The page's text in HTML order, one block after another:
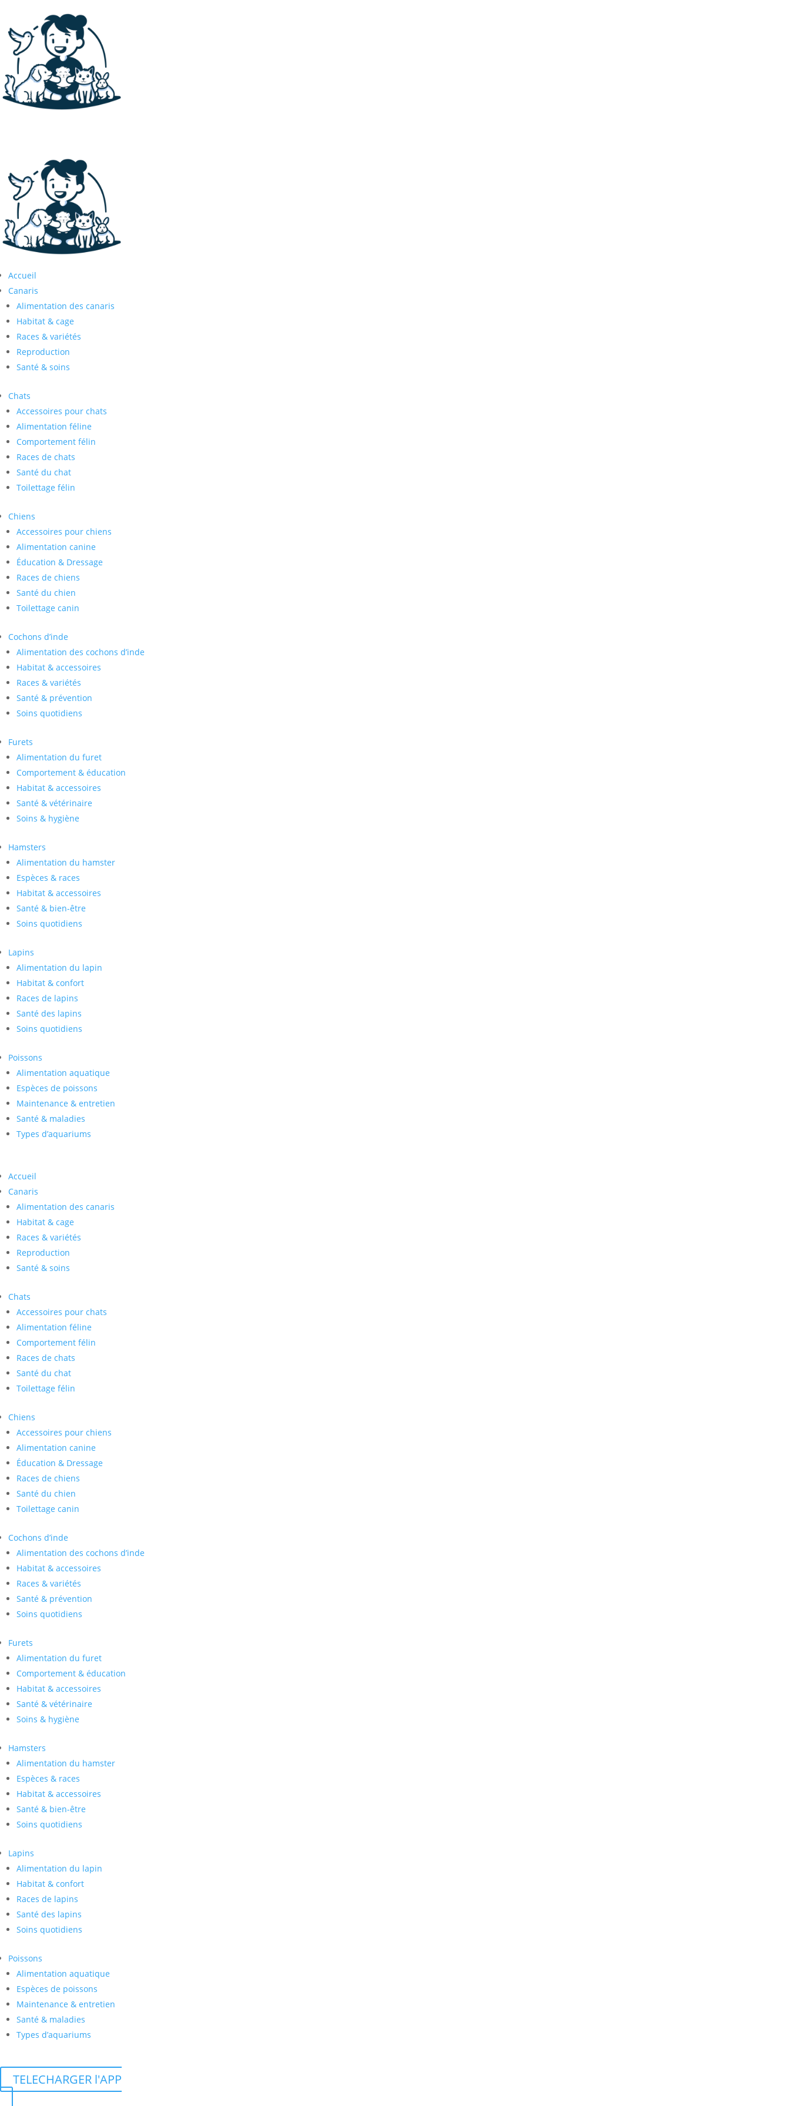
Accueil
Canaris
Alimentation des canaris
Habitat & cage
Races & variétés
Reproduction
Santé & soins
Chats
Accessoires pour chats
Alimentation féline
Comportement félin
Races de chats
Santé du chat
Toilettage félin
Chiens
Accessoires pour chiens
Alimentation canine
Éducation & Dressage
Races de chiens
Santé du chien
Toilettage canin
Cochons d’inde
Alimentation des cochons d’inde
Habitat & accessoires
Races & variétés
Santé & prévention
Soins quotidiens
Furets
Alimentation du furet
Comportement & éducation
Habitat & accessoires
Santé & vétérinaire
Soins & hygiène
Hamsters
Alimentation du hamster
Espèces & races
Habitat & accessoires
Santé & bien-être
Soins quotidiens
Lapins
Alimentation du lapin
Habitat & confort
Races de lapins
Santé des lapins
Soins quotidiens
Poissons
Alimentation aquatique
Espèces de poissons
Maintenance & entretien
Santé & maladies
Types d’aquariums
Accueil
Canaris
Alimentation des canaris
Habitat & cage
Races & variétés
Reproduction
Santé & soins
Chats
Accessoires pour chats
Alimentation féline
Comportement félin
Races de chats
Santé du chat
Toilettage félin
Chiens
Accessoires pour chiens
Alimentation canine
Éducation & Dressage
Races de chiens
Santé du chien
Toilettage canin
Cochons d’inde
Alimentation des cochons d’inde
Habitat & accessoires
Races & variétés
Santé & prévention
Soins quotidiens
Furets
Alimentation du furet
Comportement & éducation
Habitat & accessoires
Santé & vétérinaire
Soins & hygiène
Hamsters
Alimentation du hamster
Espèces & races
Habitat & accessoires
Santé & bien-être
Soins quotidiens
Lapins
Alimentation du lapin
Habitat & confort
Races de lapins
Santé des lapins
Soins quotidiens
Poissons
Alimentation aquatique
Espèces de poissons
Maintenance & entretien
Santé & maladies
Types d’aquariums
TELECHARGER l'APP